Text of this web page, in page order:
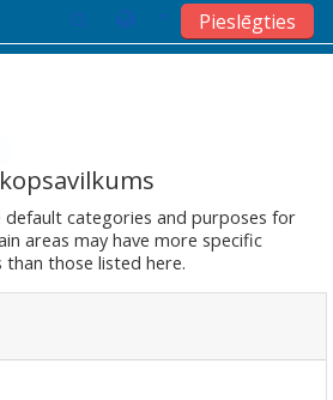
Pieslēgties
default categories and purposes for
areas may have more specific
those listed here.